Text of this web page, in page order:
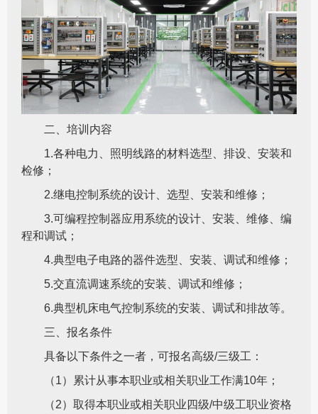
二、培训内容
1.各种电力、照明线路的材料选型、排设、安装和
检修；
2.继电控制系统的设计、选型、安装和维修；
3.可编程控制器应用系统的设计、安装、维修、编
程和调试；
4.典型电子电路的器件选型、安装、调试和维修；
5.交直流调速系统的安装、调试和维修；
6.典型机床电气控制系统的安装、调试和排故等。
三、报名条件
具备以下条件之一者，可报名高级/三级工：
（1）累计从事本职业或相关职业工作满10年；
（2）取得本职业或相关职业四级/中级工职业资格